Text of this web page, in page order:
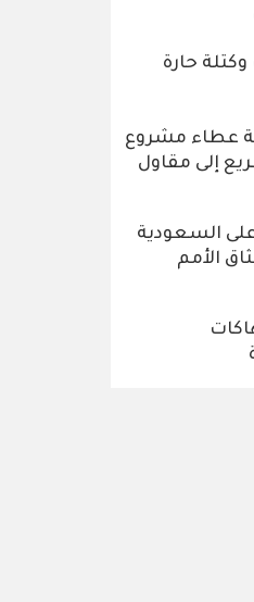
حارة
إحالة عطاء مشروع
إلى مقاول
على السعودية
الأمم